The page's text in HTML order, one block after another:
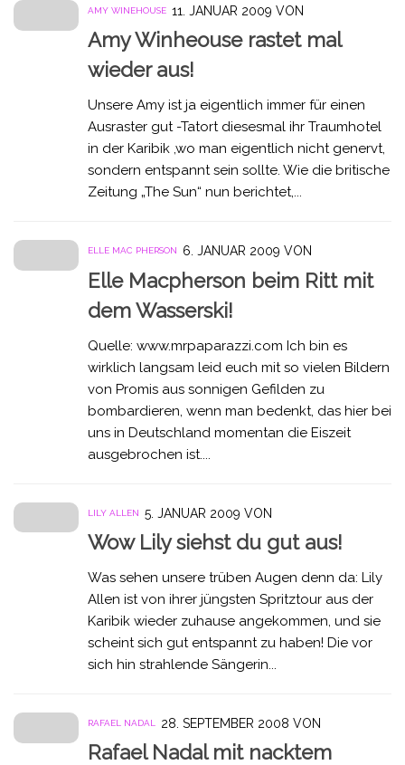
AMY WINEHOUSE 11. JANUAR 2009 VON
Amy Winheouse rastet mal
wieder aus!
Unsere Amy ist ja eigentlich immer für einen
Ausraster gut -Tatort diesesmal ihr Traumhotel
in der Karibik ,wo man eigentlich nicht genervt,
sondern entspannt sein sollte. Wie die britische
Zeitung „The Sun“ nun berichtet,...
ELLE MAC PHERSON 6. JANUAR 2009 VON
Elle Macpherson beim Ritt mit
dem Wasserski!
Quelle: www.mrpaparazzi.com Ich bin es
wirklich langsam leid euch mit so vielen Bildern
von Promis aus sonnigen Gefilden zu
bombardieren, wenn man bedenkt, das hier bei
uns in Deutschland momentan die Eiszeit
ausgebrochen ist....
LILY ALLEN 5. JANUAR 2009 VON
Wow Lily siehst du gut aus!
Was sehen unsere trüben Augen denn da: Lily
Allen ist von ihrer jüngsten Spritztour aus der
Karibik wieder zuhause angekommen, und sie
scheint sich gut entspannt zu haben! Die vor
sich hin strahlende Sängerin...
RAFAEL NADAL 28. SEPTEMBER 2008 VON
Rafael Nadal mit nacktem